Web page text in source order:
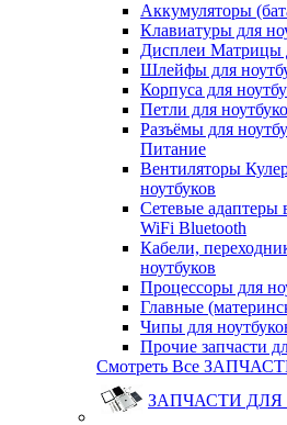
Аккумуляторы
Клавиатуры для
Дисплеи Матрицы
Шлейфы для
Корпуса для
Петли для
Разъёмы для
Питание
Вентиляторы
ноутбуков
Сетевые адаптеры
WiFi Bluetooth
Кабели,
ноутбуков
Процессоры для
Главные
Чипы для
Прочие запчасти
Смотреть Все
ЗАПЧАСТИ